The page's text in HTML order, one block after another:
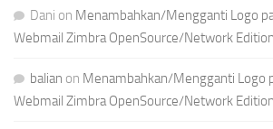
Dani on Menambahkan/Mengganti Logo
Webmail Zimbra OpenSource/Network Edition
balian on Menambahkan/Mengganti Logo
Webmail Zimbra OpenSource/Network Edition